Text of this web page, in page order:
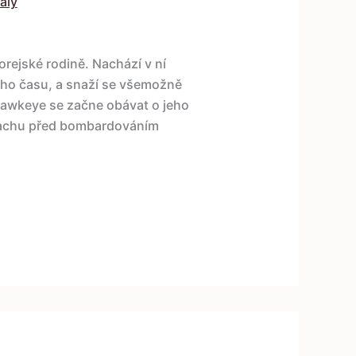
rodině. Nachází v ní
času, a snaží se všemožně
se začne obávat o jeho
před bombardováním